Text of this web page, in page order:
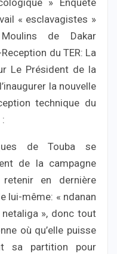
» Enquête
« esclavagistes »
de Dakar
du TER: La
Le Président de la
la nouvelle
technique du
de Touba se
de la campagne
en dernière
lui-même: « ndanan
», donc tout
où qu’elle puisse
sa partition pour